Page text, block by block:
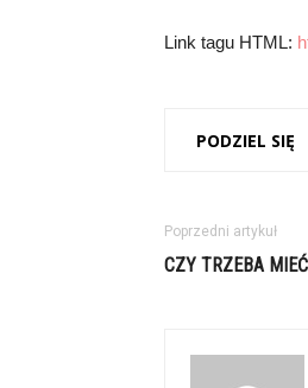
Link tagu HTML:
PODZIEL SIĘ
Poprzedni artykuł
CZY TRZEBA